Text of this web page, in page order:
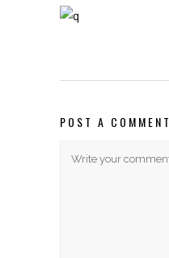
POST A COMMENT